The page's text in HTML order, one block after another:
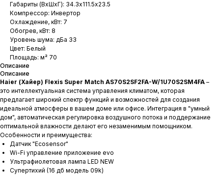
Габариты (ВхШхГ): 34.3х111.5х23.5
Компрессор: Инвертор
Охлаждение, кВт: 7
Обогрев, кВт: 8
Уровень шума: дБа 33
Цвет: Белый
Площадь: м² 70
Описание
Описание
Haier (Хайер) Flexis Super Match AS70S2SF2FA-W/1U70S2SM4FA –
это интеллектуальная система управления климатом, которая
предлагает широкий спектр функций и возможностей для создания
идеальной атмосферы в вашем доме или офисе. Интеграция в "умный
дом", автоматическая регулировка воздушного потока и поддержание
оптимальной влажности делают его незаменимым помощником.
Особенности и преимущества:
Датчик "Ecosensor"
Wi-Fi управление приложение evo
Ультрафиолетовая лампа LED NEW
Супертихий (16 дб модель 09k)